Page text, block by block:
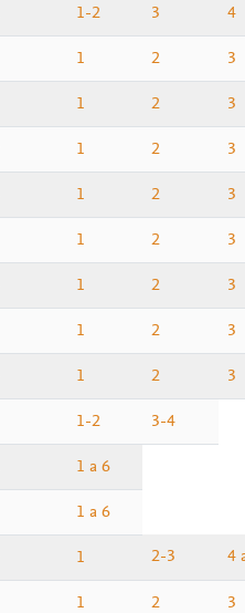
1-2 3 4
1 2 3
1 2 3
1 2 3
1 2 3
1 2 3
1 2 3
1 2 3
1 2 3
1-2 3-4
1 a 6
1 a 6
1 2-3 4
1 2 3